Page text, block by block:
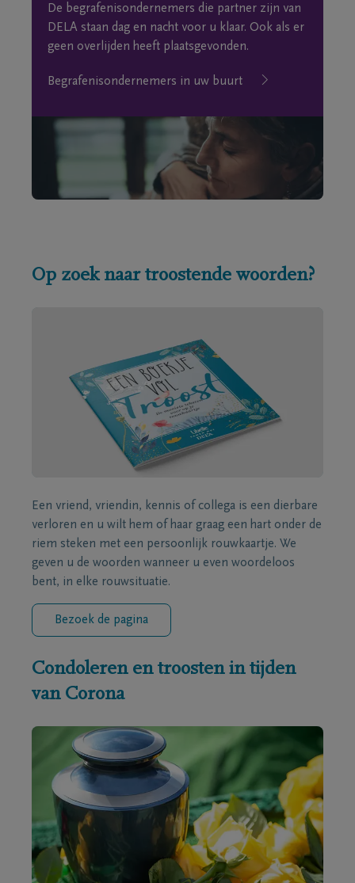
De begrafenisondernemers die partner zijn van
DELA staan dag en nacht voor u klaar. Ook als er
geen overlijden heeft plaatsgevonden.
Begrafenisondernemers in uw buurt
Op zoek naar troostende woorden?
Een vriend, vriendin, kennis of collega is een dierbare
verloren en u wilt hem of haar graag een hart onder de
riem steken met een persoonlijk rouwkaartje. We
geven u de woorden wanneer u even woordeloos
bent, in elke rouwsituatie.
Bezoek de pagina
Condoleren en troosten in tijden
van Corona